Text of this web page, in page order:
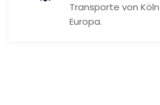
Transporte von
Europa.